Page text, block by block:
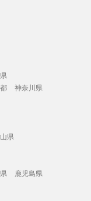
神奈川県
県
鹿児島県